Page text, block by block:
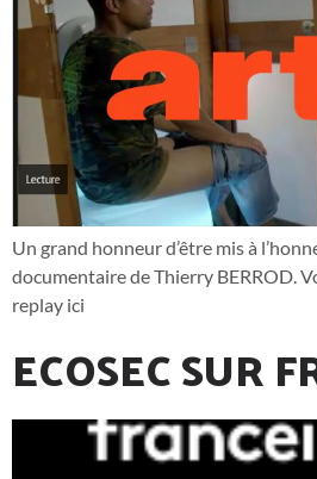
Un grand honneur d’être mis à
documentaire de Thierry BERROD.
replay ici
ECOSEC SUR